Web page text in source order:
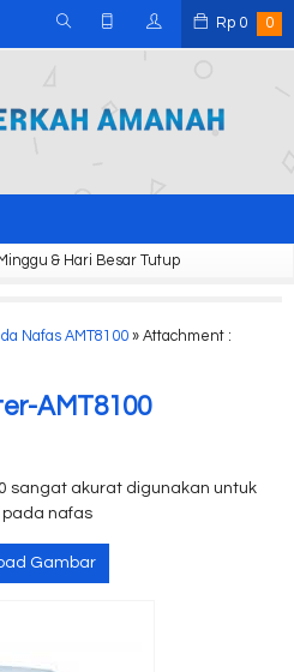
Rp 0 0
& Hari Besar Tutup
Nafas AMT8100 » Attachment :
AMT8100
sangat akurat digunakan untuk
pada nafas
Gambar